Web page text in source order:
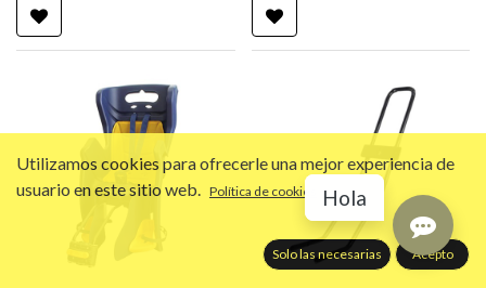
Utilizamos cookies para ofrecerle una mejor experiencia de
usuario en este sitio web. Política de cookies
Solo las necesarias Acepto
Hola